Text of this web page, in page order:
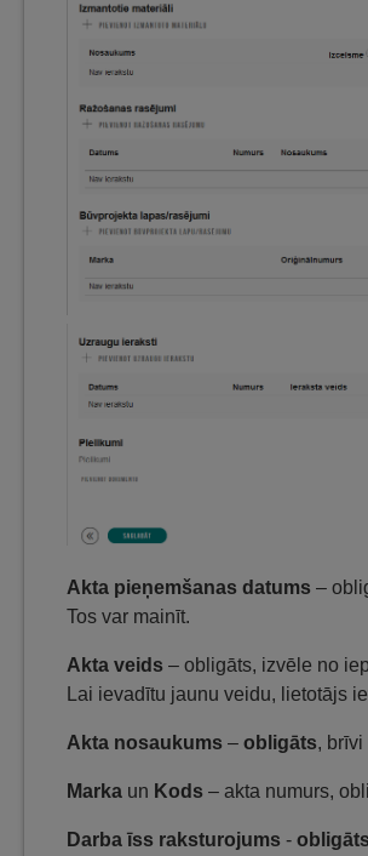
Akta pieņemšanas datums –
Tos var mainīt.
Akta veids – obligāts, izvēle no
Lai ievadītu jaunu veidu, lietotājs
Akta nosaukums – obligāts, brīvi
Marka un Kods – akta numurs,
Darba īss raksturojums - obligāts